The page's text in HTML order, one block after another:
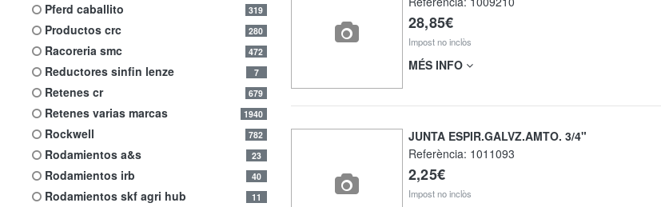
pferd caballito 319
productos crc 280
racoreria smc 472
reductores sinfin lenze 7
retenes cr 679
retenes varias marcas 1940
rockwell 782
rodamientos a&s 23
rodamientos irb 40
rodamientos skf agri hub 11
28,85€
Impost no inclòs
MÉS INFO
JUNTA ESPIR.GALVZ.AMTO. 3/4"
Referència: 1011093
2,25€
Impost no inclòs